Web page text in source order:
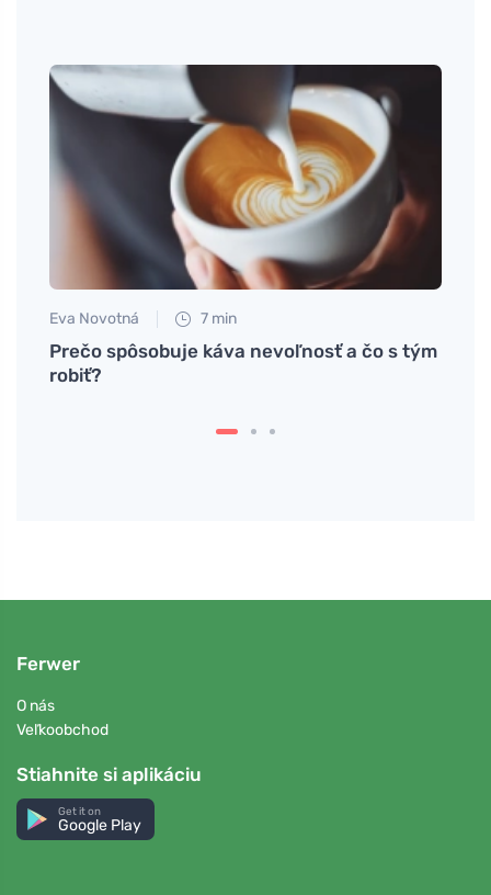
Eva Novotná 7 min
Prečo spôsobuje káva nevoľnosť a čo s tým
robiť?
Ferwer
O nás
Veľkoobchod
Stiahnite si aplikáciu
Get it on
Google Play